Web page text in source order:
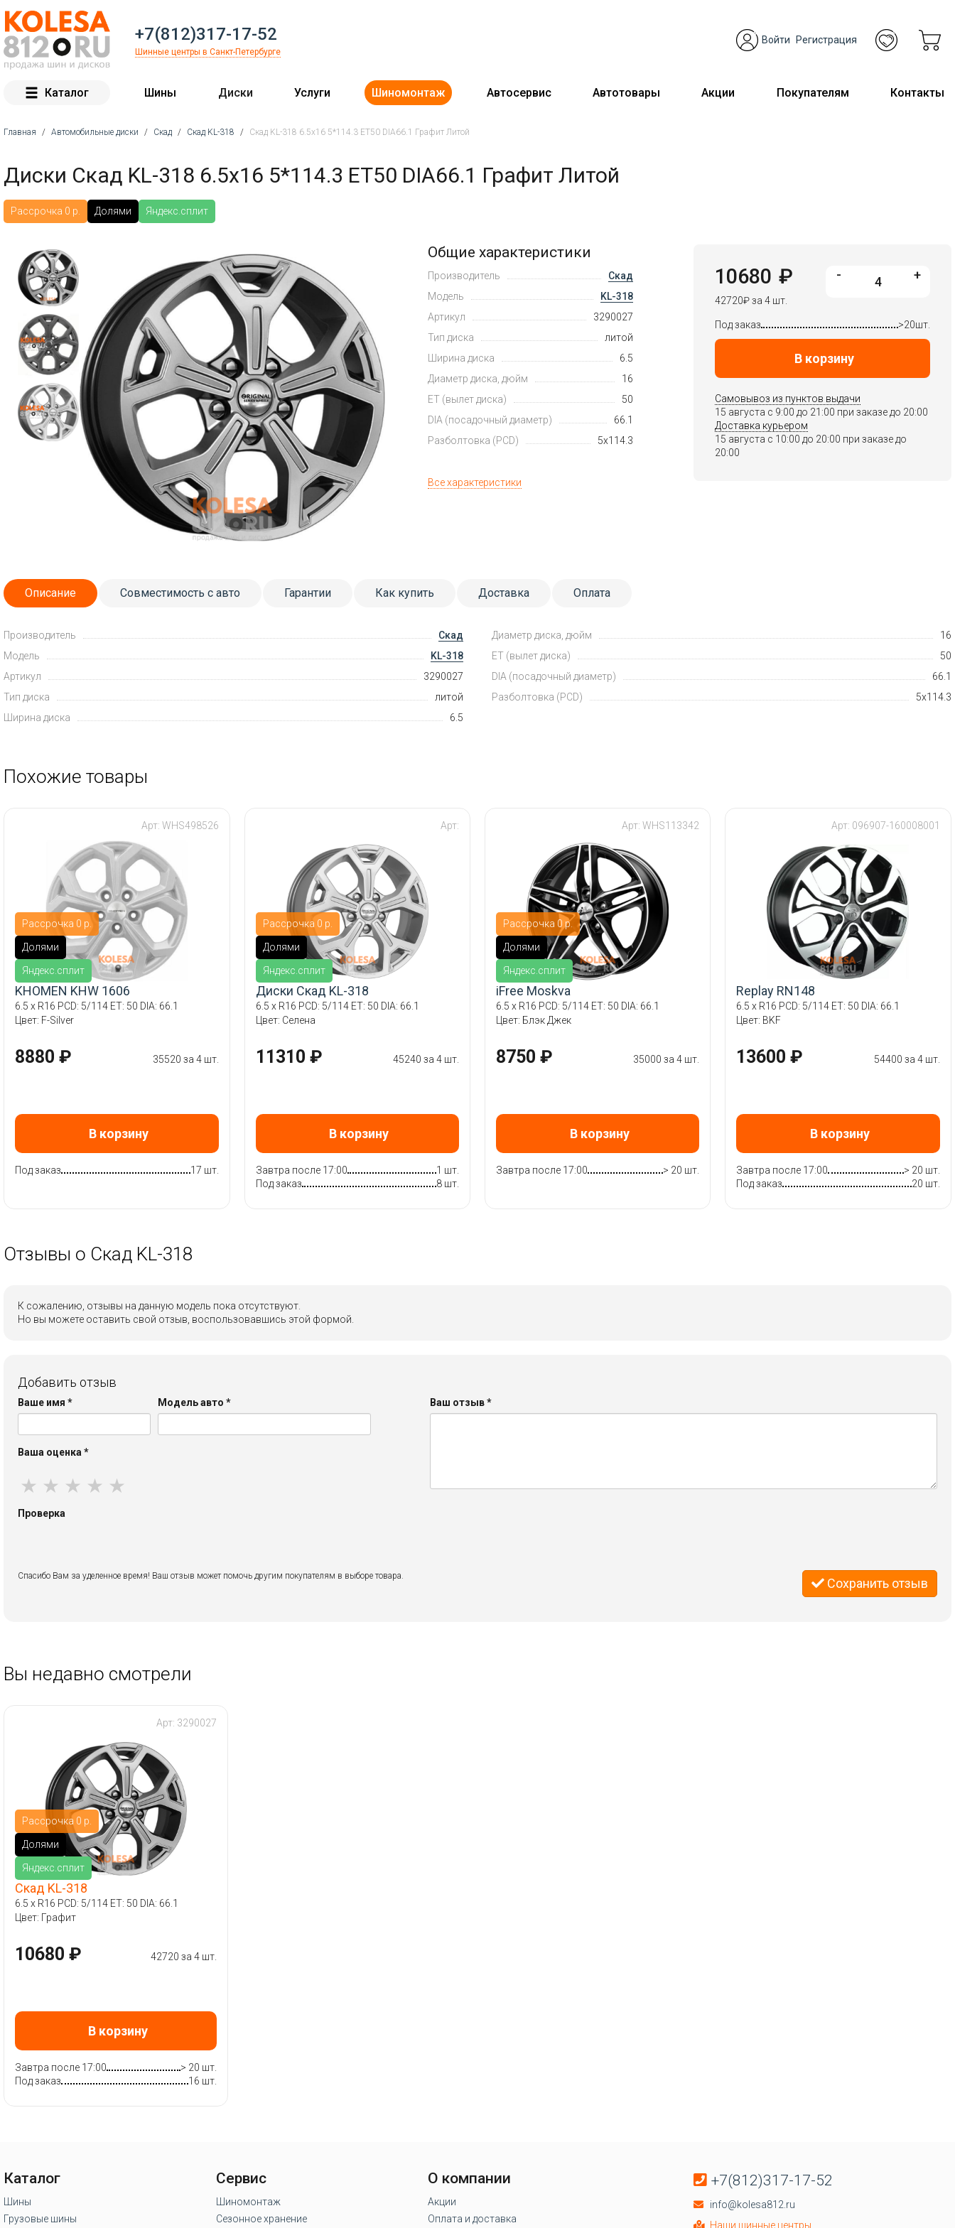
+7(812)317-17-52
Шинные центры в Санкт-Петербурге
Войти Регистрация
Каталог Шины Диски Услуги Шиномонтаж Автосервис Автотовары Акции Покупателям Контакты
Главная / Автомобильные диски / Скад / Скад KL-318 / Скад KL-318 6.5x16 5*114.3 ET50 DIA66.1 Графит Литой
Диски Скад KL-318 6.5x16 5*114.3 ET50 DIA66.1 Графит Литой
Рассрочка 0 р. Долями Яндекс.сплит
Общие характеристики
Производитель
Скад
Модель
KL-318
Артикул
3290027
Тип диска
литой
Ширина диска
6.5
Диаметр диска, дюйм
16
ET (вылет диска)
50
DIA (посадочный диаметр)
66.1
Разболтовка (PCD)
5x114.3
Все характеристики
10680 ₽
42720₽за 4 шт.
- +
Под заказ >20шт.
В корзину
Самовывоз из пунктов выдачи
15 августа c 9:00 до 21:00 при заказе до 20:00
Доставка курьером
15 августа c 10:00 до 20:00 при заказе до
20:00
Описание Совместимость с авто Гарантии Как купить Доставка Оплата
Производитель
Скад
Модель
KL-318
Артикул
3290027
Тип диска
литой
Ширина диска
6.5
Диаметр диска, дюйм
16
ET (вылет диска)
50
DIA (посадочный диаметр)
66.1
Разболтовка (PCD)
5x114.3
Похожие товары
Рассрочка 0 р.
Долями
Яндекс.сплит
Арт: WHS498526
KHOMEN KHW 1606
6.5 x R16 PCD: 5/114 ET: 50 DIA: 66.1
Цвет: F-Silver
8880 ₽ 35520 за 4 шт.
В корзину
Под заказ 17 шт.
Рассрочка 0 р.
Долями
Яндекс.сплит
Арт:
Диски Скад KL-318
6.5 x R16 PCD: 5/114 ET: 50 DIA: 66.1
Цвет: Селена
11310 ₽ 45240 за 4 шт.
В корзину
Завтра после 17:00
1 шт.
Под заказ
8 шт.
Рассрочка 0 р.
Долями
Яндекс.сплит
Арт: WHS113342
iFree Moskva
6.5 x R16 PCD: 5/114 ET: 50 DIA: 66.1
Цвет: Блэк Джек
8750 ₽ 35000 за 4 шт.
В корзину
Завтра после 17:00 > 20 шт.
Арт: 096907-160008001
Replay RN148
6.5 x R16 PCD: 5/114 ET: 50 DIA: 66.1
Цвет: BKF
13600 ₽ 54400 за 4 шт.
В корзину
Завтра после 17:00
> 20 шт.
Под заказ
20 шт.
Отзывы о Скад KL-318
К сожалению, отзывы на данную модель пока отсутствуют.
Но вы можете оставить свой отзыв, воспользовавшись этой формой.
Добавить отзыв
Ваше имя * Модель авто*
Ваша оценка *
★ ★ ★ ★ ★
Ваш отзыв*
Проверка
Спасибо Вам за уделенное время! Ваш отзыв может помочь другим покупателям в выборе товара. Сохранить отзыв
Вы недавно смотрели
Рассрочка 0 р.
Долями
Яндекс.сплит
Арт: 3290027
Скад KL-318
6.5 x R16 PCD: 5/114 ET: 50 DIA: 66.1
Цвет: Графит
10680 ₽ 42720 за 4 шт.
В корзину
Завтра после 17:00
> 20 шт.
Под заказ
16 шт.
Каталог
Шины
Грузовые шины
Сервис
Шиномонтаж
Сезонное хранение
О компании
Акции
Оплата и доставка
+7(812)317-17-52
info@kolesa812.ru
Наши шинные центры